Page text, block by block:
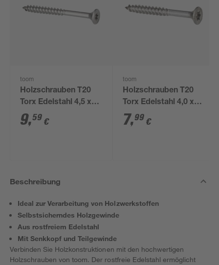
toom
Holzschrauben T20
Torx Edelstahl 4,5 x
50 mm 50 Stück
9,59 €
toom
Holzschrauben T20
Torx Edelstahl 4,0 x
40 mm 50 Stück
7,99 €
Beschreibung
Ideal zur Verarbeitung von Holzwerkstoffen
Selbstsicherndes Holzgewinde
Aus rostfreiem Edelstahl
Mit Senkkopf und Teilgewinde
Verbinden Sie Holzkonstruktionen mit den hochwertigen
Holzschrauben von toom. Der rostfreie Edelstahl ermöglicht